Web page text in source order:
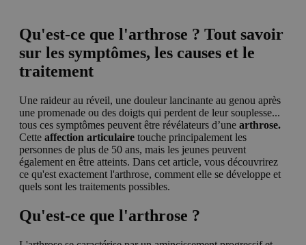
Qu'est-ce que l'arthrose ? Tout savoir
sur les symptômes, les causes et le
traitement
Une raideur au réveil, une douleur lancinante au genou après
une promenade ou des doigts qui perdent de leur souplesse...
tous ces symptômes peuvent être révélateurs d’une arthrose.
Cette affection articulaire touche principalement les
personnes de plus de 50 ans, mais les jeunes peuvent
également en être atteints. Dans cet article, vous découvrirez
ce qu'est exactement l'arthrose, comment elle se développe et
quels sont les traitements possibles.
Qu'est-ce que l'arthrose ?